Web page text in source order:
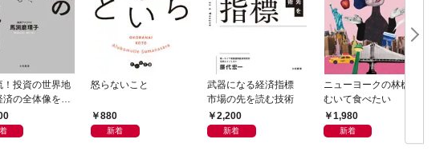
！投資の世界地
の全体像をつ
金融市場を読む
磨く
怒らないこと
880
新着
武器になる経済指標
市場の先を読む技術
2,200
新着
ニューヨークの林檎を
むいて食べたい
1,980
新着